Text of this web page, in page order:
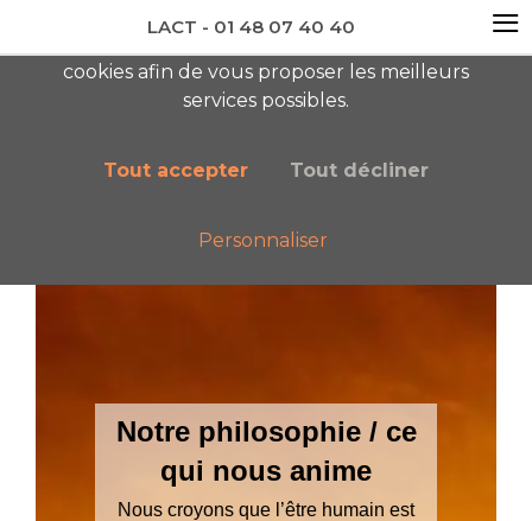
newsletter AC
Notre philosophie
Notre philosophie / ce
qui nous anime
Nous croyons que l’être humain est
cookies afin de vous proposer les meilleurs
services possibles.
Tout accepter Tout décliner
Personnaliser
LACT - 01 48 07 40 40 ≡